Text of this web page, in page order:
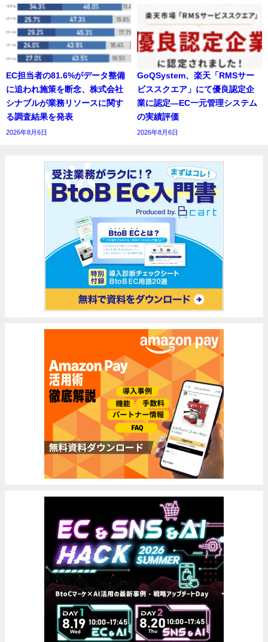
EC担当者の81.6%がデータ整備
に追われ施策を断念、株式会社
シナブルが業務リソースに関す
る調査結果を発表
2026年8月6日
GoQSystem、楽天「RMSサー
ビススクエア」にて優良認定企
業に認定―EC一元管理システム
の実績評価
2026年8月6日